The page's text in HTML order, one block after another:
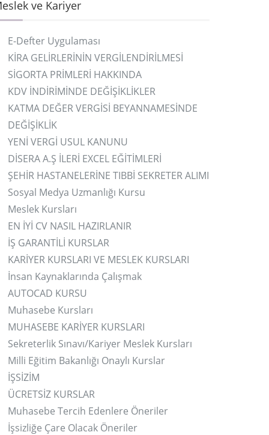
ve Kariyer
E-Defter Uygulaması
KİRA GELİRLERİNİN VERGİLENDİRİLMESİ
SİGORTA PRİMLERİ HAKKINDA
KDV İNDİRİMİNDE DEĞİŞİKLİKLER
KATMA DEĞER VERGİSİ BEYANNAMESİNDE
DEĞİŞİKLİK
YENİ VERGİ USUL KANUNU
DİSERA A.Ş İLERİ EXCEL EĞİTİMLERİ
ŞEHİR HASTANELERİNE TIBBİ SEKRETER ALIMI
Sosyal Medya Uzmanlığı Kursu
Meslek Kursları
EN İYİ CV NASIL HAZIRLANIR
İŞ GARANTİLİ KURSLAR
KARİYER KURSLARI VE MESLEK KURSLARI
İnsan Kaynaklarında Çalışmak
AUTOCAD KURSU
Muhasebe Kursları
MUHASEBE KARİYER KURSLARI
Sekreterlik Sınavı/Kariyer Meslek Kursları
Milli Eğitim Bakanlığı Onaylı Kurslar
İŞSİZİM
ÜCRETSİZ KURSLAR
Muhasebe Tercih Edenlere Öneriler
İşsizliğe Çare Olacak Öneriler